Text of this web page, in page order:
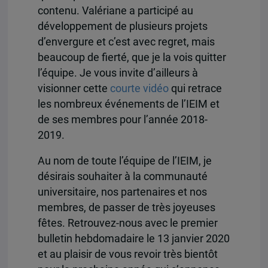
contenu. Valériane a participé au
développement de plusieurs projets
d’envergure et c’est avec regret, mais
beaucoup de fierté, que je la vois quitter
l’équipe. Je vous invite d’ailleurs à
visionner cette courte vidéoqui retrace
les nombreux événements de l’IEIM et
de ses membres pour l’année 2018-
2019.
Au nom de toute l’équipe de l’IEIM, je
désirais souhaiter à la communauté
universitaire, nos partenaires et nos
membres, de passer de très joyeuses
fêtes. Retrouvez-nous avec le premier
bulletin hebdomadaire le 13 janvier 2020
et au plaisir de vous revoir très bientôt